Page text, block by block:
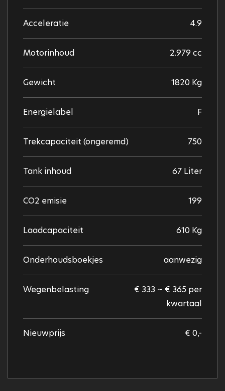
Acceleratie 4.9
Motorinhoud 2.979 cc
Gewicht 1820 Kg
Energielabel F
Trekcapaciteit (ongeremd) 750
Tank inhoud 67 Liter
CO2 emisie 199
Laadcapaciteit 610 Kg
Onderhoudsboekjes aanwezig
Wegenbelasting
€ 333 ~ € 365 per
kwartaal
Nieuwprijs € 0,-